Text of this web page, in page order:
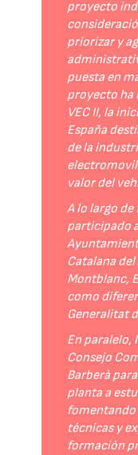
proyecto
priorizar y
puesta en
proyecto ha
VEC II, la
España
de la
valor del
A lo largo
participado
Catalana del
Montblanc,
como
Generalitat
En paralelo,
Consejo
Barberà
planta a
fomentando
técnicas y
formación